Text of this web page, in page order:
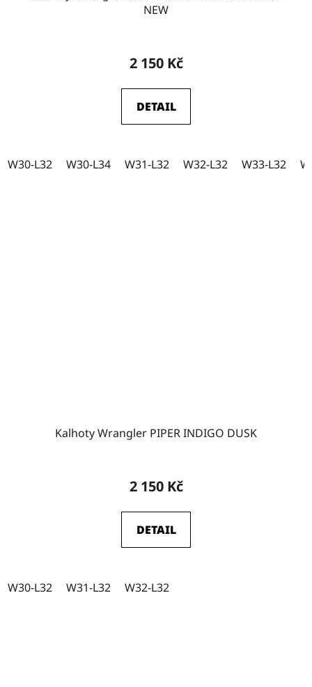
NEW
2 150 Kč
DETAIL
W30-L32 W30-L34 W31-L32 W32-L32 W33-L32
Kalhoty Wrangler PIPER INDIGO DUSK
2 150 Kč
DETAIL
W30-L32 W31-L32 W32-L32